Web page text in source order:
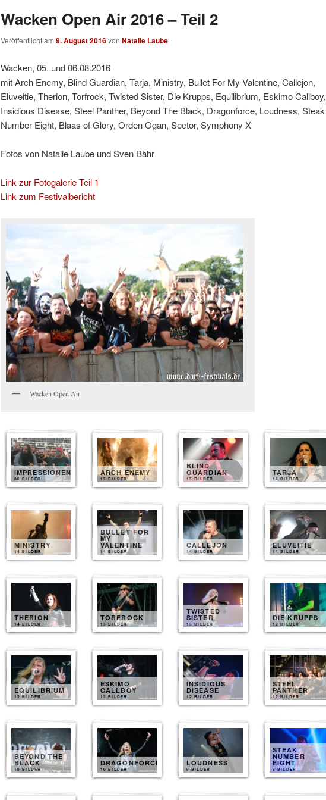
Wacken Open Air 2016 – Teil 2
Veröffentlicht am 9. August 2016von Natalie Laube
Wacken, 05. und 06.08.2016
mit Arch Enemy, Blind Guardian, Tarja, Ministry, Bullet For My Valentine, Callejon,
Eluveitie, Therion, Torfrock, Twisted Sister, Die Krupps, Equilibrium, Eskimo Callboy,
Insidious Disease, Steel Panther, Beyond The Black, Dragonforce, Loudness, Steak
Number Eight, Blaas of Glory, Orden Ogan, Sector, Symphony X
Fotos von Natalie Laube und Sven Bähr
Link zur Fotogalerie Teil 1
Link zum Festivalbericht
Wacken Open Air
IMPRESSIONEN
80 BILDER
ARCH ENEMY
15 BILDER
BLIND
GUARDIAN
15 BILDER
TARJA
14 BILDER
MINISTRY
14 BILDER
BULLET FOR
MY
VALENTINE
14 BILDER
CALLEJON
14 BILDER
ELUVEITIE
14 BILDER
THERION
14 BILDER
TORFROCK
13 BILDER
TWISTED
SISTER
13 BILDER
DIE KRUPPS
12 BILDER
EQUILIBRIUM
12 BILDER
ESKIMO
CALLBOY
12 BILDER
INSIDIOUS
DISEASE
12 BILDER
STEEL
PANTHER
12 BILDER
BEYOND THE
BLACK
10 BILDER
DRAGONFORCE
10 BILDER
LOUDNESS
9 BILDER
STEAK
NUMBER
EIGHT
9 BILDER